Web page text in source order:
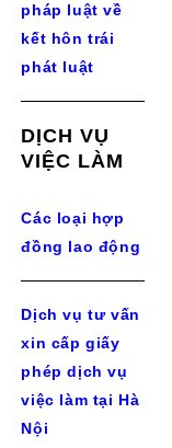
pháp luật về
kết hôn trái
phát luật
DỊCH VỤ
VIỆC LÀM
Các loại hợp
đồng lao động
Dịch vụ tư vấn
xin cấp giấy
phép dịch vụ
việc làm tại Hà
Nội